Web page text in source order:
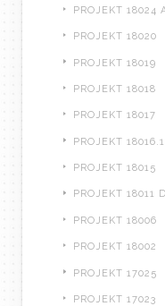
PROJEKT 18024
PROJEKT 18020
PROJEKT 18019
PROJEKT 18018
PROJEKT 18017
PROJEKT
PROJEKT 18015
PROJEKT 18011
PROJEKT 18006
PROJEKT 18002
PROJEKT 17025
PROJEKT 17023